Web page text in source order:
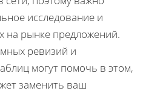
исследование и
на рынке предложений.
ревизий и
могут помочь в этом,
заменить ваш